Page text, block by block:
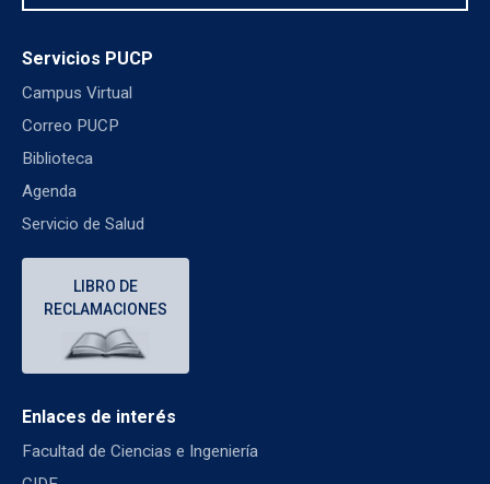
Servicios PUCP
Campus Virtual
Correo PUCP
Biblioteca
Agenda
Servicio de Salud
LIBRO DE
RECLAMACIONES
Enlaces de interés
Facultad de Ciencias e Ingeniería